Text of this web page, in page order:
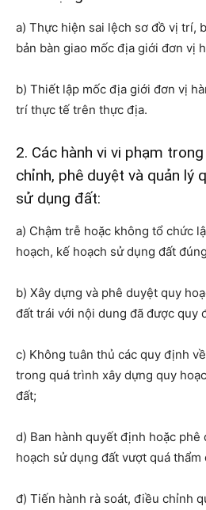
a) Thực hiện sai lệch sơ đồ vị trí,
bản bàn giao mốc địa giới đơn vị
b) Thiết lập mốc địa giới đơn vị
trí thực tế trên thực địa.
2. Các hành vi vi phạm
chỉnh, phê duyệt và quản lý
sử dụng đất:
a) Chậm trễ hoặc không tổ chức
hoạch, kế hoạch sử dụng đất
b) Xây dựng và phê duyệt quy
đất trái với nội dung đã được quy
c) Không tuân thủ các quy định
trong quá trình xây dựng quy
đất;
d) Ban hành quyết định hoặc phê
hoạch sử dụng đất vượt quá
đ) Tiến hành rà soát, điều chỉnh